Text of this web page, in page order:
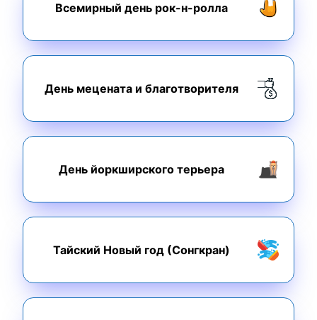
Всемирный день рок-н-ролла
День мецената и благотворителя
День йоркширского терьера
Тайский Новый год (Сонгкран)